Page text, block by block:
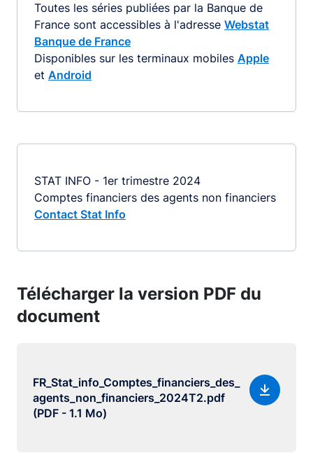
Toutes les séries publiées par la Banque de
France sont accessibles à l'adresse Webstat
Banque de France
Disponibles sur les terminaux mobiles Apple
et Android
STAT INFO - 1er trimestre 2024
Comptes financiers des agents non financiers
Contact Stat Info
Télécharger la version PDF du
document
FR_Stat_info_Comptes_financiers_des_
agents_non_financiers_2024T2.pdf
(PDF - 1.1 Mo)